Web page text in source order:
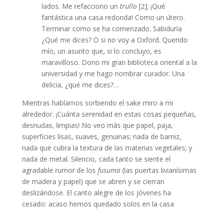
lados. Me refacciono un trullo [2]; ¡Qué
fantástica una casa redonda! Como un útero.
Terminar como se ha comenzado. Sabiduría
¿Qué me dices? O si no voy a Oxford. Querido
mío, un asunto que, si lo concluyo, es
maravilloso. Dono mi gran biblioteca oriental a la
universidad y me hago nombrar curador. Una
delicia, ¿qué me dices?…
Mientras hablamos sorbiendo el sake miro a mi
alrededor. ¡Cuánta serenidad en estas cosas pequeñas,
desnudas, limpias! No veo más que papel, paja,
superficies lisas, suaves, genuinas; nada de barniz,
nada que cubra la textura de las materias vegetales; y
nada de metal. Silencio, cada tanto se siente el
agradable rumor de los fusuma(las puertas livianísimas
de madera y papel) que se abren y se cierran
deslizándose. El canto alegre de los jóvenes ha
cesado: acaso hemos quedado solos en la casa